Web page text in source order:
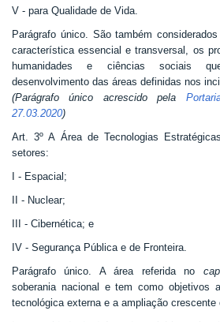
V - para Qualidade de Vida.
Parágrafo único. São também
característica essencial e transversal, os
humanidades e ciências sociais
desenvolvimento das áreas definidas nos
(Parágrafo único acrescido pela
27.03.2020)
Art. 3º A Área de Tecnologias
setores:
I - Espacial;
II - Nuclear;
III - Cibernética; e
IV - Segurança Pública e de Fronteira.
Parágrafo único. A área referida no
soberania nacional e tem como objetivos
tecnológica externa e a ampliação crescente